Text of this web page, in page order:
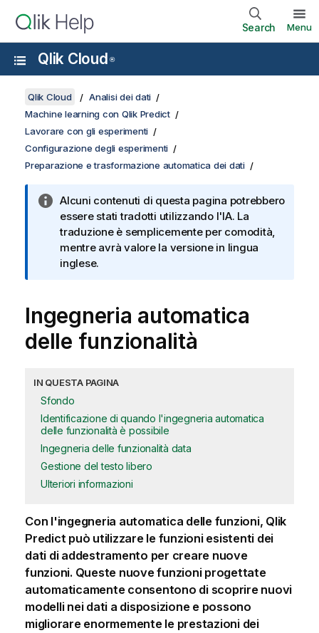
Search Menu
Qlik Cloud ®
Qlik Cloud
Analisi dei dati
Machine learning con Qlik Predict
Lavorare con gli esperimenti
Configurazione degli esperimenti
Preparazione e trasformazione automatica dei dati
Alcuni contenuti di questa pagina potrebbero
essere stati tradotti utilizzando l'IA. La
traduzione è semplicemente per comodità,
mentre avrà valore la versione in lingua
inglese.
Ingegneria automatica
delle funzionalità
IN QUESTA PAGINA
Sfondo
Identificazione di quando l'ingegneria automatica
delle funzionalità è possibile
Ingegneria delle funzionalità data
Gestione del testo libero
Ulteriori informazioni
Con l'ingegneria automatica delle funzioni, Qlik
Predictpuò utilizzare le funzioni esistenti dei
dati di addestramento per creare nuove
funzioni. Queste nuove funzioni progettate
automaticamente consentono di scoprire nuovi
modelli nei dati a disposizione e possono
migliorare enormemente le prestazioni dei